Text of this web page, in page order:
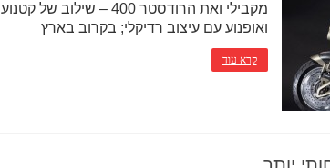
מקבילי ואת הרודסטר 400 – שילוב של קטנוע
ואופנוע עם עיצוב רדיקלי; בקרוב בארץ
קרא עוד